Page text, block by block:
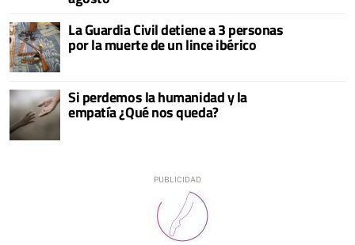
La Guardia Civil detiene a 3 personas
por la muerte de un lince ibérico
Si perdemos la humanidad y la
empatía ¿Qué nos queda?